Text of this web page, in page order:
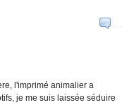
…
l'imprimé animalier a
je me suis laissée séduire